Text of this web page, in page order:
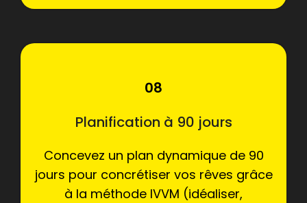
08
Planification à 90 jours
Concevez un plan dynamique de 90
jours pour concrétiser vos rêves grâce
à la méthode IVVM (idéaliser,